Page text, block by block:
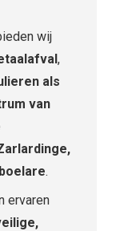
wij
,
als
van
.
ervaren